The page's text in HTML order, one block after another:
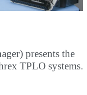
presents the
TPLO systems.